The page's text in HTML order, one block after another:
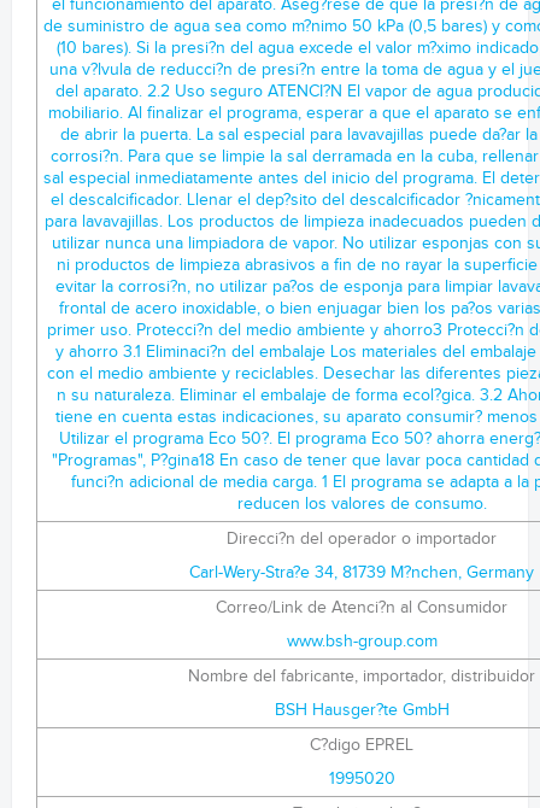
Direcci?n del operador o importador
Carl-Wery-Stra?e 34, 81739 M?nchen, Germany
Correo/Link de Atenci?n al Consumidor
www.bsh-group.com
Nombre del fabricante, importador, distribuidor
BSH Hausger?te GmbH
C?digo EPREL
1995020